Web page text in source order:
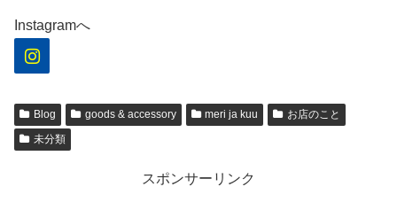
Instagramへ
Blog goods & accessory meri ja kuu
お店のこと
未分類
スポンサーリンク